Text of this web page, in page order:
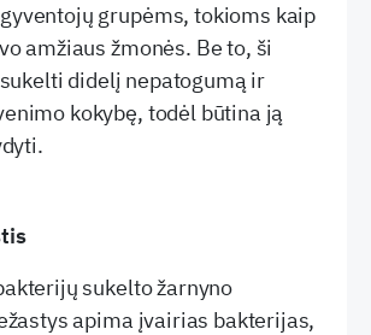
grupėms, tokioms kaip
amžiaus žmonės. Be to, ši
didelį nepatogumą ir
kokybę, todėl būtina ją
sukelto žarnyno
apima įvairias bakterijas,